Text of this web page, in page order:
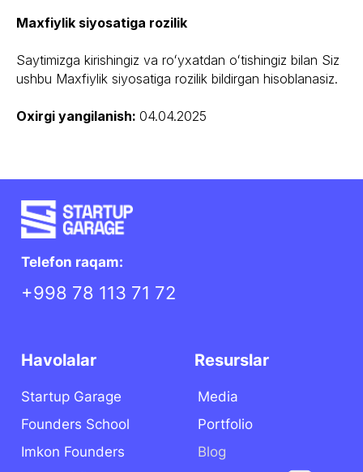
Maxfiylik siyosatiga rozilik
Saytimizga kirishingiz va roʻyxatdan oʻtishingiz bilan Siz
ushbu Maxfiylik siyosatiga rozilik bildirgan hisoblanasiz.
Oxirgi yangilanish: 04.04.2025
Manzil
Startup Garage
Imkon Founder
Kitoblar
Media
Blog
Maxfiylik siyosati
Filiallar 🇺🇿 🇶🇦 🇲🇦
Micro Studio
Startup Garage MENA